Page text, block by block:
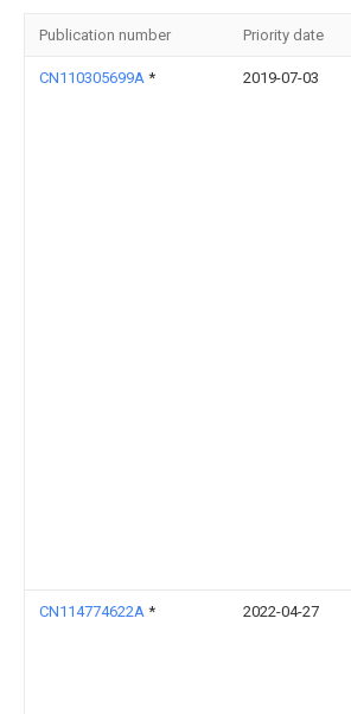
Publication number Priority date
CN110305699A * 2019-07-03
CN114774622A * 2022-04-27